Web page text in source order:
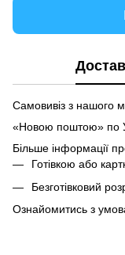
Самовивіз з нашого
«Новою поштою» по
Більше інформації
Готівкою або
Безготівковий
Ознайомитись з